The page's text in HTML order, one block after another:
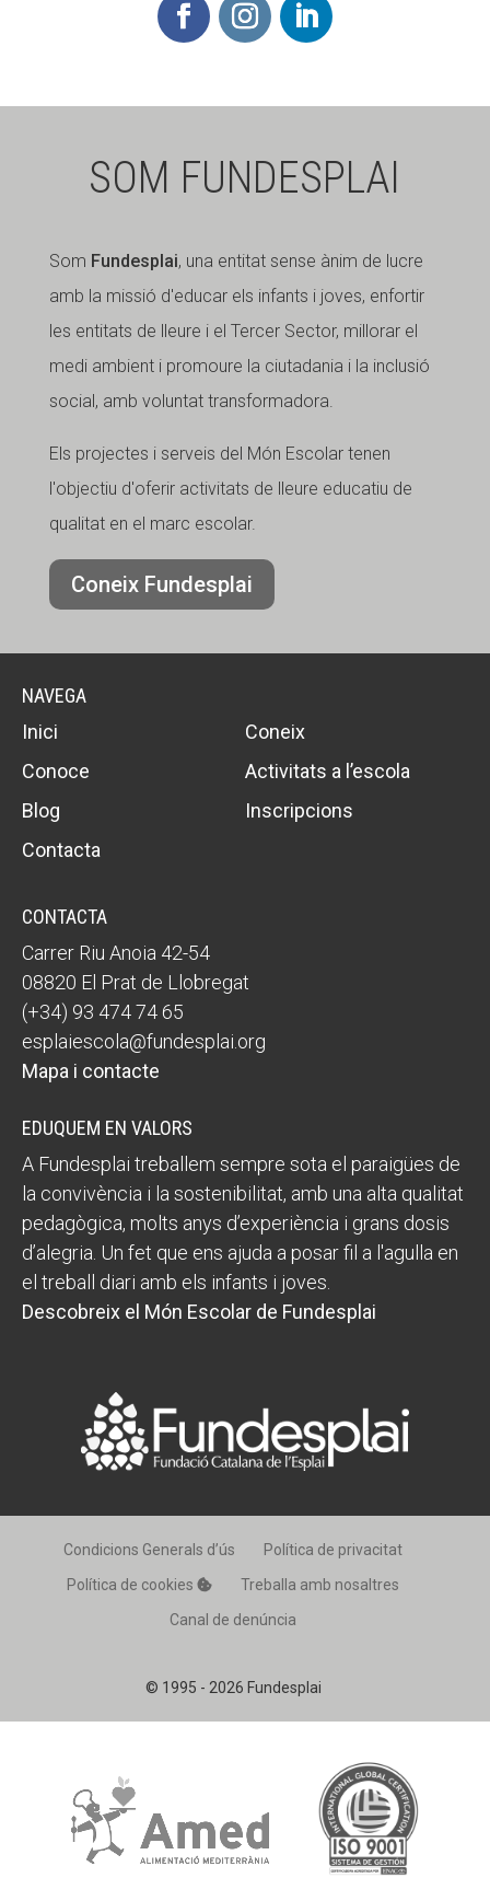
SOM FUNDESPLAI
Som Fundesplai, una entitat sense ànim de lucre
amb la missió d'educar els infants i joves, enfortir
les entitats de lleure i el Tercer Sector, millorar el
medi ambient i promoure la ciutadania i la inclusió
social, amb voluntat transformadora.
Els projectes i serveis del Món Escolar tenen
l'objectiu d'oferir activitats de lleure educatiu de
qualitat en el marc escolar.
Coneix Fundesplai
NAVEGA
Inici
Coneix
Conoce
Activitats a l’escola
Blog
Inscripcions
Contacta
CONTACTA
Carrer Riu Anoia 42-54
08820 El Prat de Llobregat
(+34) 93 474 74 65
esplaiescola@fundesplai.org
Mapa i contacte
EDUQUEM EN VALORS
A Fundesplai treballem sempre sota el paraigües de
la convivència i la sostenibilitat, amb una alta qualitat
pedagògica, molts anys d’experiència i grans dosis
d’alegria. Un fet que ens ajuda a posar fil a l'agulla en
el treball diari amb els infants i joves.
Descobreix el Món Escolar de Fundesplai
© 1995 - 2026 Fundesplai
Condicions Generals d’ús
Política de privacitat
Política de cookies
Treballa amb nosaltres
Canal de denúncia